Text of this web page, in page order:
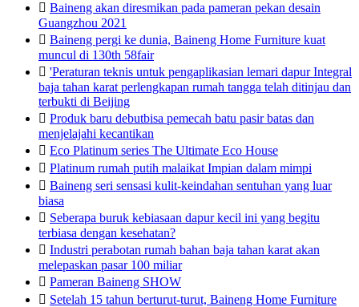
 Baineng akan diresmikan pada pameran pekan desain
Guangzhou 2021
 Baineng pergi ke dunia, Baineng Home Furniture kuat
muncul di 130th 58fair
 'Peraturan teknis untuk pengaplikasian lemari dapur Integral
baja tahan karat perlengkapan rumah tangga telah ditinjau dan
terbukti di Beijing
 Produk baru debutbisa pemecah batu pasir batas dan
menjelajahi kecantikan
 Eco Platinum series The Ultimate Eco House
 Platinum rumah putih malaikat Impian dalam mimpi
 Baineng seri sensasi kulit-keindahan sentuhan yang luar
biasa
 Seberapa buruk kebiasaan dapur kecil ini yang begitu
terbiasa dengan kesehatan?
 Industri perabotan rumah bahan baja tahan karat akan
melepaskan pasar 100 miliar
 Pameran Baineng SHOW
 Setelah 15 tahun berturut-turut, Baineng Home Furniture